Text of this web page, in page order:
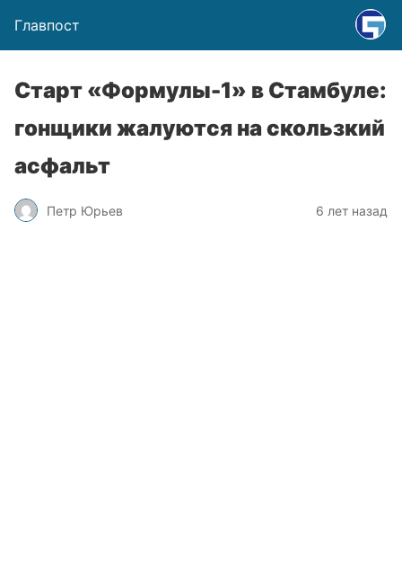
Главпост
Старт «Формулы-1» в Стамбуле:
гонщики жалуются на скользкий
асфальт
Петр Юрьев 6 лет назад